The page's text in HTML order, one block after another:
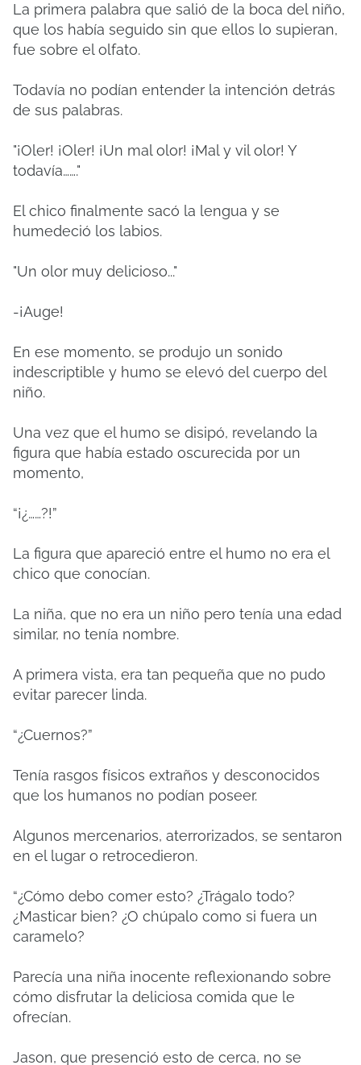
La primera palabra que salió de la boca del niño,
que los había seguido sin que ellos lo supieran,
fue sobre el olfato.
Todavía no podían entender la intención detrás
de sus palabras.
"¡Oler! ¡Oler! ¡Un mal olor! ¡Mal y vil olor! Y
todavía……."
El chico finalmente sacó la lengua y se
humedeció los labios.
"Un olor muy delicioso..."
-¡Auge!
En ese momento, se produjo un sonido
indescriptible y humo se elevó del cuerpo del
niño.
Una vez que el humo se disipó, revelando la
figura que había estado oscurecida por un
momento,
“¡¿……?!”
La figura que apareció entre el humo no era el
chico que conocían.
La niña, que no era un niño pero tenía una edad
similar, no tenía nombre.
A primera vista, era tan pequeña que no pudo
evitar parecer linda.
“¿Cuernos?”
Tenía rasgos físicos extraños y desconocidos
que los humanos no podían poseer.
Algunos mercenarios, aterrorizados, se sentaron
en el lugar o retrocedieron.
“¿Cómo debo comer esto? ¿Trágalo todo?
¿Masticar bien? ¿O chúpalo como si fuera un
caramelo?
Parecía una niña inocente reflexionando sobre
cómo disfrutar la deliciosa comida que le
ofrecían.
Jason, que presenció esto de cerca, no se